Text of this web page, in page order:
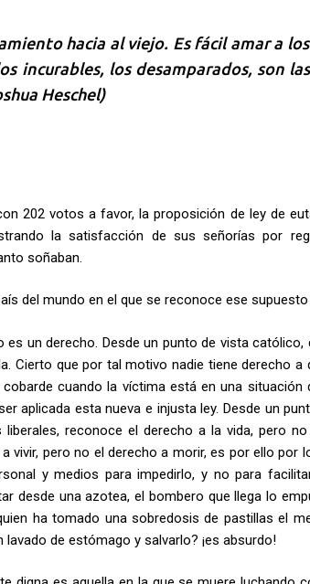
hacia al viejo. Es fácil amar a
incurables, los desamparados, son
Heschel)
202 votos a favor, la proposición de ley de
la satisfacción de sus señorías por
soñaban.
del mundo en el que se reconoce ese
un derecho. Desde un punto de vista católico,
Cierto que por tal motivo nadie tiene derecho a
cuando la víctima está en una situación
aplicada esta nueva e injusta ley. Desde un
reconoce el derecho a la vida, pero
vivir, pero no el derecho a morir, es por ello por
y medios para impedirlo, y no para
desde una azotea, el bombero que llega lo
ha tomado una sobredosis de pastillas el
de estómago y salvarlo? ¡es absurdo!